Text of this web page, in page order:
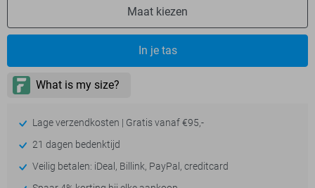
Maat kiezen
In je tas
Lage verzendkosten | Gratis vanaf €95,-
21 dagen bedenktijd
Veilig betalen: iDeal, Billink, PayPal, creditcard